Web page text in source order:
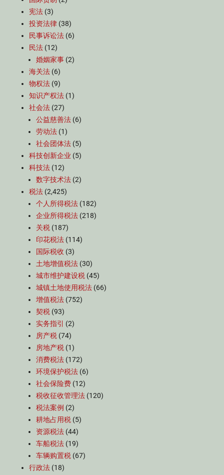
宪法 (3)
投资法律 (38)
民事诉讼法 (6)
民法 (12)
婚姻家事 (2)
海关法 (6)
物权法 (9)
知识产权法 (1)
社会法 (27)
公益慈善法 (6)
劳动法 (1)
社会团体法 (5)
科技创新企业 (5)
科技法 (12)
数字技术法 (2)
税法 (2,425)
个人所得税法 (182)
企业所得税法 (218)
关税 (187)
印花税法 (114)
国际税收 (3)
土地增值税法 (30)
城市维护建设税 (45)
城镇土地使用税法 (66)
增值税法 (752)
契税 (93)
实务指引
(2)
房产税 (74)
房地产税 (1)
消费税法 (172)
环境保护税法 (6)
社会保险费 (12)
税收征收管理法 (120)
税法案例 (2)
耕地占用税 (5)
资源税法 (44)
车船税法 (19)
车辆购置税 (67)
行政法 (18)